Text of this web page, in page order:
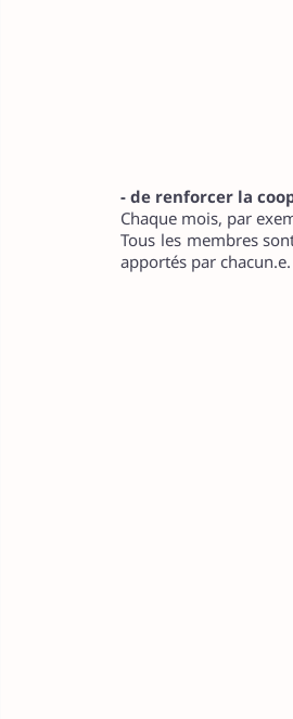
- de renforcer la
Chaque mois, par
Tous les membres
apportés par chacun.e.